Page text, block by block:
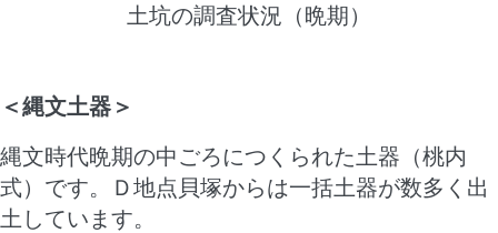
土坑の調査状況（晩期）
＜縄文土器＞
縄文時代晩期の中ごろにつくられた土器（桃内
式）です。Ｄ地点貝塚からは一括土器が数多く出
土しています。